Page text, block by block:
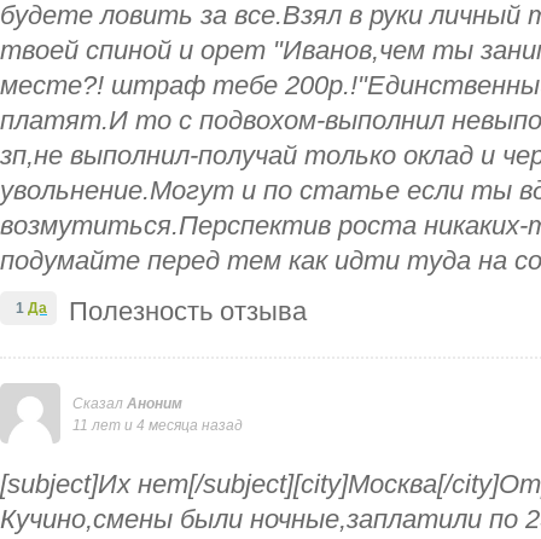
будете ловить за все.Взял в руки
твоей спиной и орет "Иванов,чем ты
месте?! штраф тебе
платят.И то с подвохом-выполнил
зп,не выполнил-получай только оклад и
увольнение.Могут и по статье если ты
возмутиться.Перспектив роста
подумайте перед тем как идти туда на
Полезность отзыва
1 Да
Сказал Аноним
11 лет и 4 месяца назад
[subject]Их нет[/subject][city]Москва[/
Кучино,смены были ночные,заплатили по